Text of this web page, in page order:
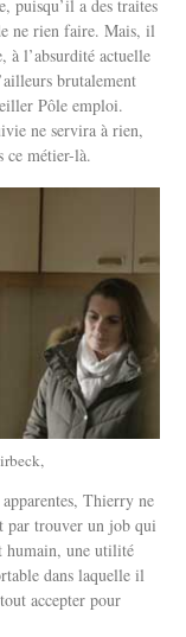
puisqu’il a des traites
ne rien faire. Mais, il
à l’absurdité actuelle
brutalement
Pôle emploi.
ne servira à rien,
ce métier-là.
Thierry ne
par trouver un job qui
humain, une utilité
dans laquelle il
accepter pour